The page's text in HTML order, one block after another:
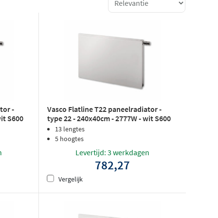
-
S600
Vasco Flatline T22 paneelradiator -
type 22 - 240x40cm - 2777W - wit S600
structuurlak
13 lengtes
5 hoogtes
Levertijd: 3 werkdagen
782,27
Vergelijk